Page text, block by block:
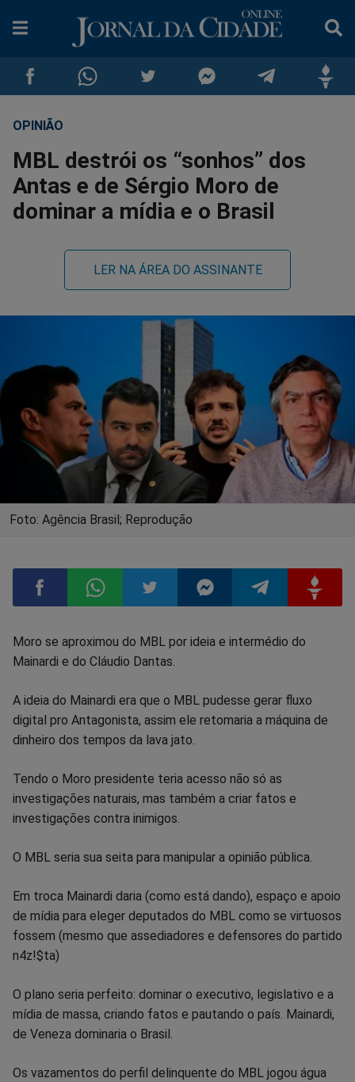
Compartilhar
no
Facebook
Compartilhar
no
Whatsapp
no
Twitter
no
Messenger
no
Telegram
OPINIÃO
MBL destrói os “sonhos” dos
Antas e de Sérgio Moro de
dominar a mídia e o Brasil
LER NA ÁREA DO ASSINANTE
Foto: Agência Brasil; Reprodução
Compartilhar
Facebook
Compartilhar
Whatsapp
Compartilhar
Twitter
Compartilhar
Messenger
Compartilhar
TelegramGettr
Moro se aproximou do MBL por ideia e intermédio do
Mainardi e do Cláudio Dantas.
A ideia do Mainardi era que o MBL pudesse gerar fluxo
digital pro Antagonista, assim ele retomaria a máquina de
dinheiro dos tempos da lava jato.
Tendo o Moro presidente teria acesso não só as
investigações naturais, mas também a criar fatos e
investigações contra inimigos.
O MBL seria sua seita para manipular a opinião pública.
Em troca Mainardi daria (como está dando), espaço e apoio
de mídia para eleger deputados do MBL como se virtuosos
fossem (mesmo que assediadores e defensores do partido
n4z!$ta)
O plano seria perfeito: dominar o executivo, legislativo e a
mídia de massa, criando fatos e pautando o país. Mainardi,
de Veneza dominaria o Brasil.
Os vazamentos do perfil delinquente do MBL jogou água